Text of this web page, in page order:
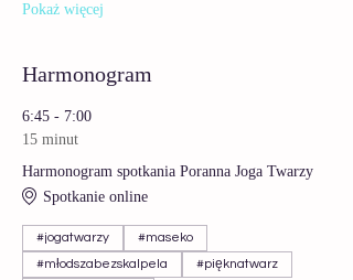
Pokaż więcej
Harmonogram
6:45 - 7:00
15 minut
Harmonogram spotkania Poranna Joga Twarzy
Spotkanie online
#jogatwarzy
#maseko
#młodszabezskalpela
#pięknatwarz